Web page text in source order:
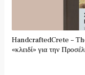
HandcraftedCrete –
«κλειδί» για την